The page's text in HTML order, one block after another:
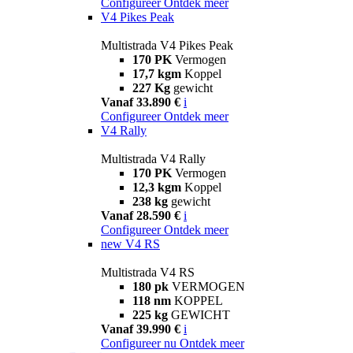
V4 Pikes Peak
Multistrada V4 Pikes Peak
170 PK Vermogen
17,7 kgm Koppel
227 Kg gewicht
Vanaf 33.890 € i
Configureer Ontdek meer
V4 Rally
Multistrada V4 Rally
170 PK Vermogen
12,3 kgm Koppel
238 kg gewicht
Vanaf 28.590 € i
Configureer Ontdek meer
new V4 RS
Multistrada V4 RS
180 pk VERMOGEN
118 nm KOPPEL
225 kg GEWICHT
Vanaf 39.990 € i
Configureer nu Ontdek meer